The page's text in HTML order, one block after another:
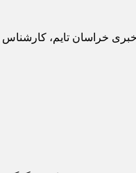
بوده است. به گزارش پایگاه خبری